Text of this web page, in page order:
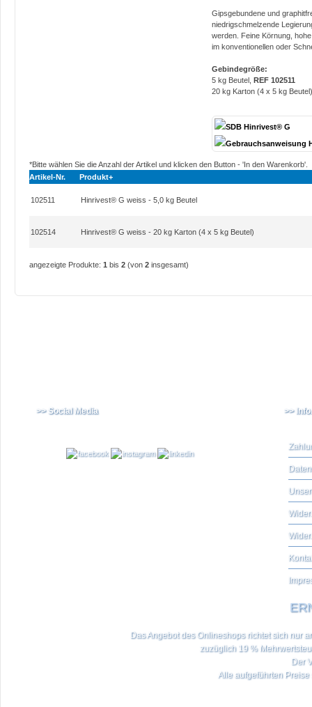
Gipsgebundene und
niedrigschmelzende
werden. Feine Körnung,
im konventionellen oder
Gebindegröße:
5 kg Beutel, REF 102511
20 kg Karton (4 x 5 kg
SDB Hinrivest® G
Gebrauchsanweisung
*Bitte wählen Sie die Anzahl der Artikel und klicken den Button - 'In den Warenkorb'.
Artikel-Nr.
Produkt+
102511 Hinrivest® G weiss - 5,0 kg Beutel
102514 Hinrivest® G weiss - 20 kg Karton (4 x 5 kg Beutel)
angezeigte Produkte: 1 bis 2 (von 2 insgesamt)
>> Social Media >>
Das Angebot des Onlineshops richtet sich nur
zuzüglich 19 %
Der
Alle aufgeführten